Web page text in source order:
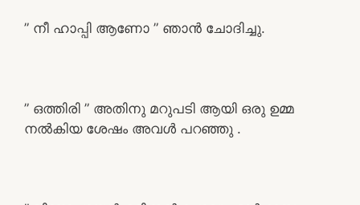
” നീ ഹാപ്പി ആണോ ” ഞാൻ ചോദിച്ചു.
” ഒത്തിരി ” അതിനു മറുപടി ആയി ഒരു ഉമ്മ
നൽകിയ ശേഷം അവൾ പറഞ്ഞു .